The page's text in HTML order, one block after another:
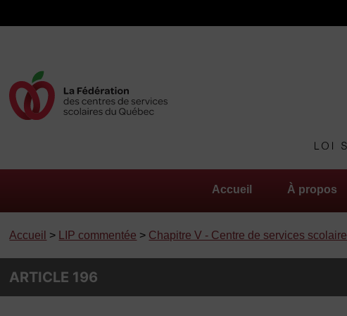
Accueil À propos
Accueil > LIP commentée > Chapitre V - Centre de services scolaire
ARTICLE 196